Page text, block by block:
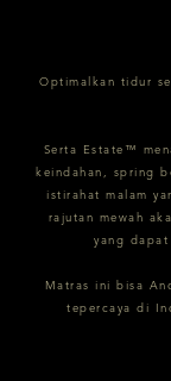
Optimalkan tidur
Serta Estate™
keindahan, spring
istirahat malam
rajutan mewah
yang dapat
Matras ini bisa
tepercaya di